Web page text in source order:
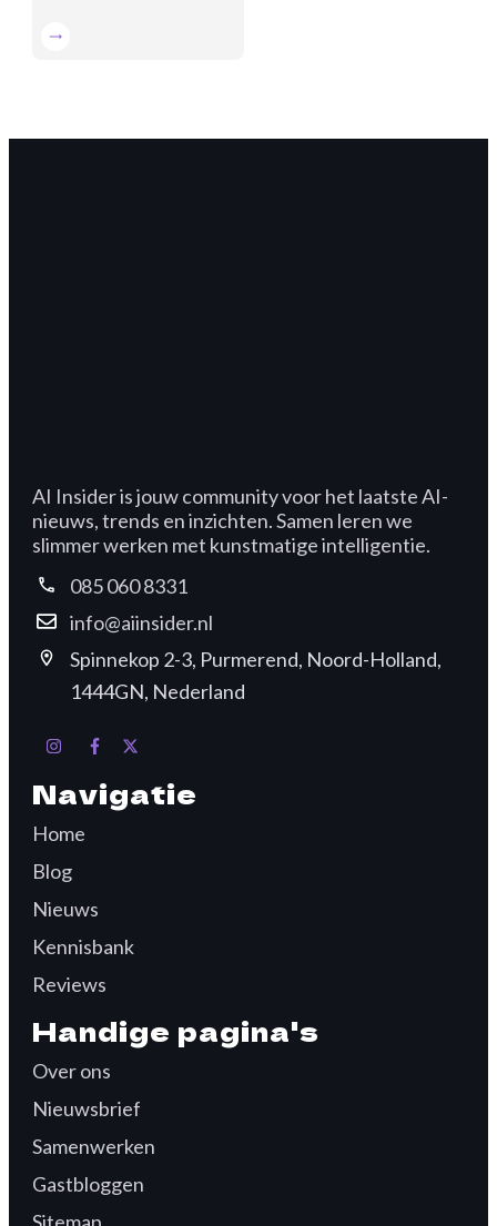
AI Insider is jouw community voor het laatste AI-
nieuws, trends en inzichten. Samen leren we
slimmer werken met kunstmatige intelligentie.
085 060 8331
info@aiinsider.nl
Spinnekop 2-3, Purmerend, Noord-Holland,
1444GN, Nederland
Navigatie
Home
Blog
Nieuws
Kennisbank
Reviews
Handige pagina's
Over ons
Nieuwsbrief
Samenwerken
Gastbloggen